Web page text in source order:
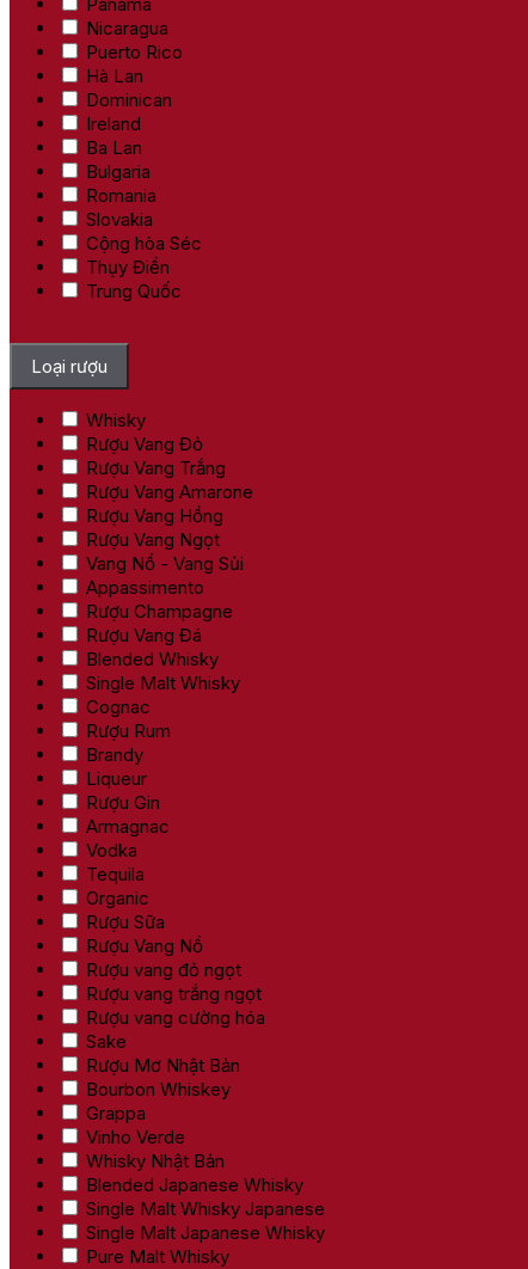
Nicaragua
Puerto Rico
Hà Lan
Dominican
Ireland
Ba Lan
Bulgaria
Romania
Slovakia
Cộng hòa Séc
Thụy Điển
Trung Quốc
Loại rượu
Whisky
Rượu Vang Đỏ
Rượu Vang Trắng
Rượu Vang Amarone
Rượu Vang Hồng
Rượu Vang Ngọt
Vang Nổ - Vang Sủi
Appassimento
Rượu Champagne
Rượu Vang Đá
Blended Whisky
Single Malt Whisky
Cognac
Rượu Rum
Brandy
Liqueur
Rượu Gin
Armagnac
Vodka
Tequila
Organic
Rượu Sữa
Rượu Vang Nổ
Rượu vang đỏ ngọt
Rượu vang trắng ngọt
Rượu vang cường hóa
Sake
Rượu Mơ Nhật Bản
Bourbon Whiskey
Grappa
Vinho Verde
Whisky Nhật Bản
Blended Japanese Whisky
Single Malt Whisky Japanese
Single Malt Japanese Whisky
Pure Malt Whisky